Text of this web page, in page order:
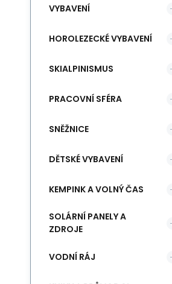
VYBAVENÍ
HOROLEZECKÉ VYBAVENÍ
SKIALPINISMUS
PRACOVNÍ SFÉRA
SNĚŽNICE
DĚTSKÉ VYBAVENÍ
KEMPINK A VOLNÝ ČAS
SOLÁRNÍ PANELY A
ZDROJE
VODNÍ RÁJ